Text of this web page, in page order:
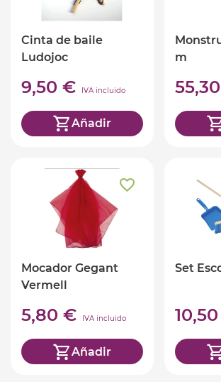
Cinta de baile
Ludojoc
9,50 € IVA incluido
Añadir
m
Mocador Gegant
Vermell
5,80 € IVA incluido
Añadir
Set